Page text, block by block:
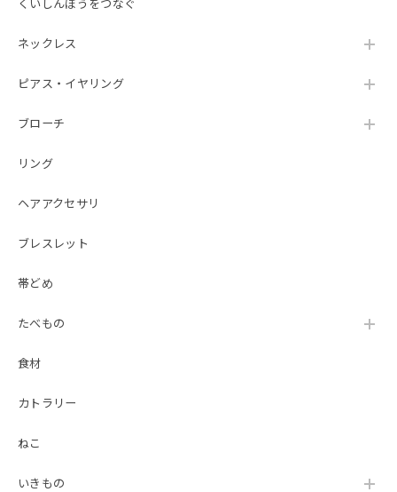
くいしんぼうをつなぐ
ネックレス
ピアス・イヤリング
ブローチ
リング
ヘアアクセサリ
ブレスレット
帯どめ
たべもの
食材
カトラリー
ねこ
いきもの